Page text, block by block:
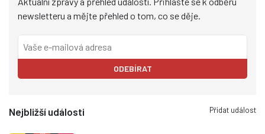
newsletteru a mějte přehled o tom, co se děje.
ODEBÍRAT
Nejbližší události Přidat událost